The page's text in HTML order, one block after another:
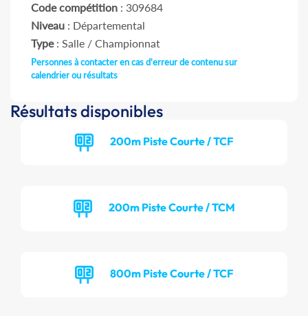
Code compétition : 309684
Niveau : Départemental
Type: Salle / Championnat
Personnes à contacter en cas d'erreur de contenu sur
calendrier ou résultats
Résultats disponibles
200m Piste Courte / TCF
200m Piste Courte / TCM
800m Piste Courte / TCF